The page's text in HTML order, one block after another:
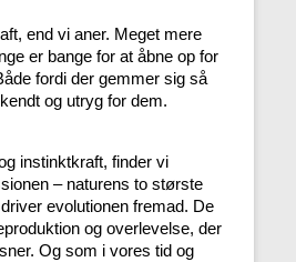
end vi aner. Meget mere
er bange for at åbne op for
fordi der gemmer sig så
og utryg for dem.
instinktkraft, finder vi
– naturens to største
evolutionen fremad. De
og overlevelse, der
Og som i vores tid og